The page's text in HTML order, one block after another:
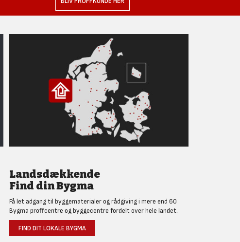
Landsdækkende
Find din Bygma
Få let adgang til byggematerialer og rådgiving i mere end 60
Bygma proffcentre og byggecentre fordelt over hele landet.
FIND DIT LOKALE BYGMA